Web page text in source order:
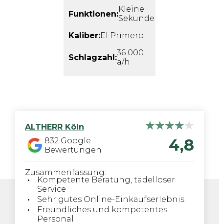
Funktionen:Kleine
Sekunde
Kaliber:El Primero
Schlagzahl:36 000
a/h
ALTHERR Köln
832 Google
Bewertungen
4,8
Zusammenfassung:
Kompetente Beratung, tadelloser
Service
Sehr gutes Online-Einkaufserlebnis
Freundliches und kompetentes
Personal